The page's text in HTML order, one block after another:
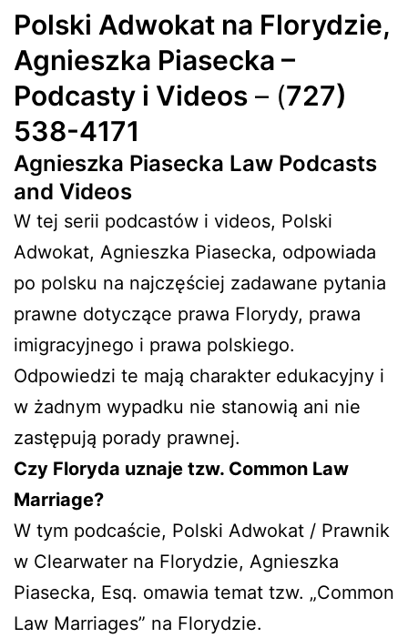
Polski Adwokat na Florydzie,
Agnieszka Piasecka –
Podcasty i Videos – (727)
538-4171
Agnieszka Piasecka Law Podcasts
and Videos
W tej serii podcastów i videos, Polski
Adwokat, Agnieszka Piasecka, odpowiada
po polsku na najczęściej zadawane pytania
prawne dotyczące prawa Florydy, prawa
imigracyjnego i prawa polskiego.
Odpowiedzi te mają charakter edukacyjny i
w żadnym wypadku nie stanowią ani nie
zastępują porady prawnej.
Czy Floryda uznaje tzw. Common Law
Marriage?
W tym podcaście, Polski Adwokat / Prawnik
w Clearwater na Florydzie, Agnieszka
Piasecka, Esq. omawia temat tzw. „Common
Law Marriages” na Florydzie.